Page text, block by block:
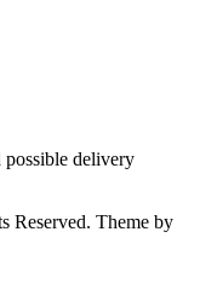
possible delivery
Theme by